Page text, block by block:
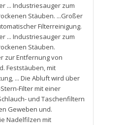
... Industriesauger zum
Stäuben. ...Großer
Filterreinigung.
... Industriesauger zum
Stäuben.
zur Entfernung von
Feststäuben,mit
, ... Die Abluft wird über
Filter mit einer
und Taschenfiltern
Geweben und.
Nadelfilzen mit